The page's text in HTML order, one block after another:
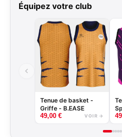
Équipez votre club
Tenue de basket -
Griffe - B.EASE
49,00 € VOIR →